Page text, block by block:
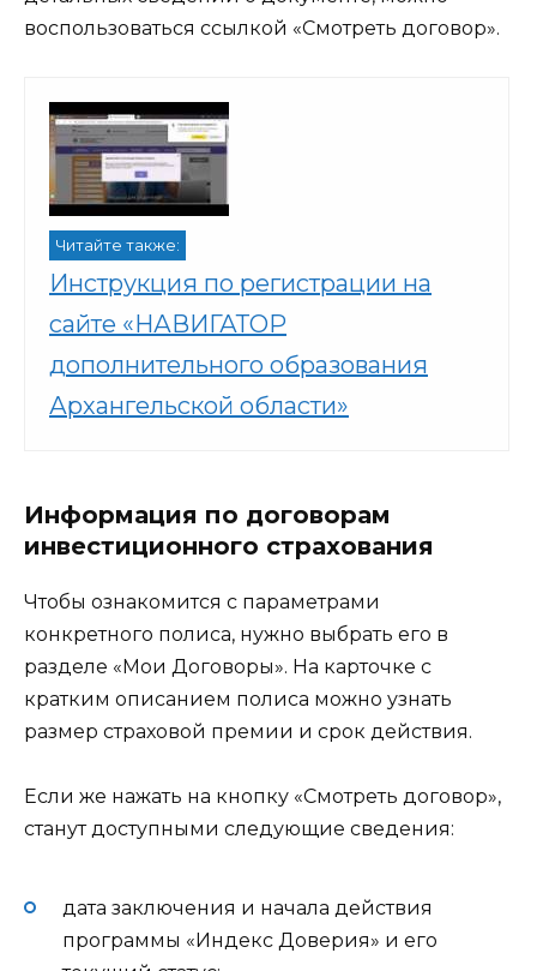
воспользоваться ссылкой «Смотреть договор».
Читайте также:
Инструкция по регистрации на
сайте «НАВИГАТОР
дополнительного образования
Архангельской области»
Информация по договорам
инвестиционного страхования
Чтобы ознакомится с параметрами
конкретного полиса, нужно выбрать его в
разделе «Мои Договоры». На карточке с
кратким описанием полиса можно узнать
размер страховой премии и срок действия.
Если же нажать на кнопку «Смотреть договор»,
станут доступными следующие сведения:
дата заключения и начала действия
программы «Индекс Доверия» и его